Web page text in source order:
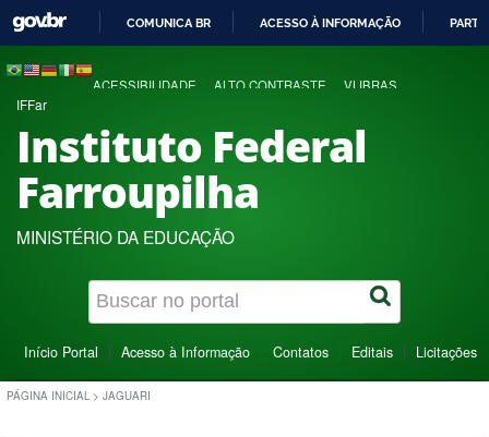
COMUNICA BR ACESSO À INFORMAÇÃO
ACESSIBILIDADE ALTO CONTRASTE VLIBRAS
IFFar
Instituto Federal
Farroupilha
MINISTÉRIO DA EDUCAÇÃO
Início Portal Acesso à Informação Contatos Editais Licitações
PÁGINA INICIAL > JAGUARI